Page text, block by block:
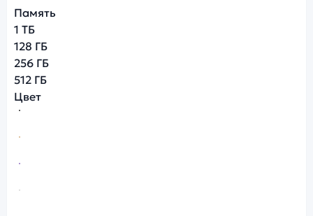
Память
1 ТБ
128 ГБ
256 ГБ
512 ГБ
Цвет